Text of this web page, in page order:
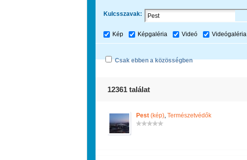
Kulcsszavak:
Kép Képgaléria Videó Videógaléria
Csak ebben a közösségben
12361 találat
Pest (kép), Természetvédők